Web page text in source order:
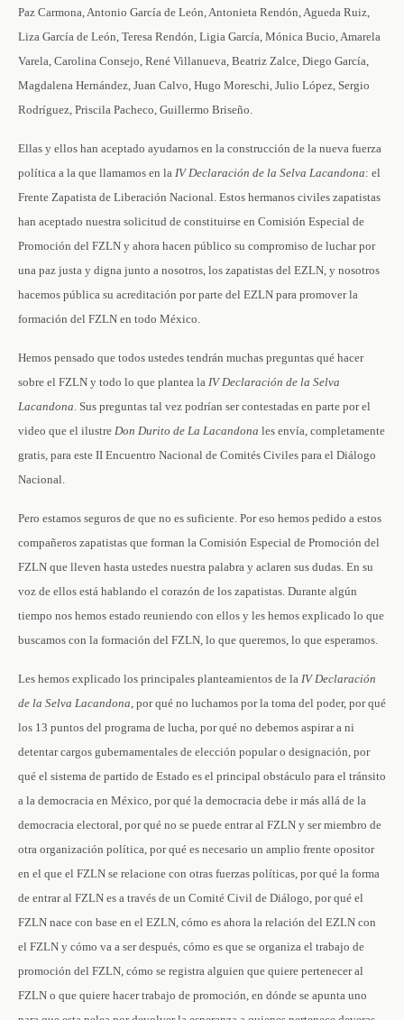
Paz Carmona, Antonio García de León, Antonieta Rendón, Agueda Ruiz,
Liza García de León, Teresa Rendón, Ligia García, Mónica Bucio, Amarela
Varela, Carolina Consejo, René Villanueva, Beatriz Zalce, Diego García,
Magdalena Hernández, Juan Calvo, Hugo Moreschi, Julio López, Sergio
Rodríguez, Priscila Pacheco, Guillermo Briseño.
Ellas y ellos han aceptado ayudarnos en la construcción de la nueva fuerza
política a la que llamamos en la IV Declaración de la Selva Lacandona: el
Frente Zapatista de Liberación Nacional. Estos hermanos civiles zapatistas
han aceptado nuestra solicitud de constituirse en Comisión Especial de
Promoción del FZLN y ahora hacen público su compromiso de luchar por
una paz justa y digna junto a nosotros, los zapatistas del EZLN, y nosotros
hacemos pública su acreditación por parte del EZLN para promover la
formación del FZLN en todo México.
Hemos pensado que todos ustedes tendrán muchas preguntas qué hacer
sobre el FZLN y todo lo que plantea la IV Declaración de la Selva
Lacandona. Sus preguntas tal vez podrían ser contestadas en parte por el
video que el ilustre Don Durito de La Lacandona les envía, completamente
gratis, para este II Encuentro Nacional de Comités Civiles para el Diálogo
Nacional.
Pero estamos seguros de que no es suficiente. Por eso hemos pedido a estos
compañeros zapatistas que forman la Comisión Especial de Promoción del
FZLN que lleven hasta ustedes nuestra palabra y aclaren sus dudas. En su
voz de ellos está hablando el corazón de los zapatistas. Durante algún
tiempo nos hemos estado reuniendo con ellos y les hemos explicado lo que
buscamos con la formación del FZLN, lo que queremos, lo que esperamos.
Les hemos explicado los principales planteamientos de la IV Declaración
de la Selva Lacandona, por qué no luchamos por la toma del poder, por qué
los 13 puntos del programa de lucha, por qué no debemos aspirar a ni
detentar cargos gubernamentales de elección popular o designación, por
qué el sistema de partido de Estado es el principal obstáculo para el tránsito
a la democracia en México, por qué la democracia debe ir más allá de la
democracia electoral, por qué no se puede entrar al FZLN y ser miembro de
otra organización política, por qué es necesario un amplio frente opositor
en el que el FZLN se relacione con otras fuerzas políticas, por qué la forma
de entrar al FZLN es a través de un Comité Civil de Diálogo, por qué el
FZLN nace con base en el EZLN, cómo es ahora la relación del EZLN con
el FZLN y cómo va a ser después, cómo es que se organiza el trabajo de
promoción del FZLN, cómo se registra alguien que quiere pertenecer al
FZLN o que quiere hacer trabajo de promoción, en dónde se apunta uno